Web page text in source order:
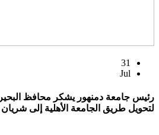
31
Jul
رئيس جامعة دمنهور يشكر محافظ
لتحويل طريق الجامعة الأهلية إلى شريان